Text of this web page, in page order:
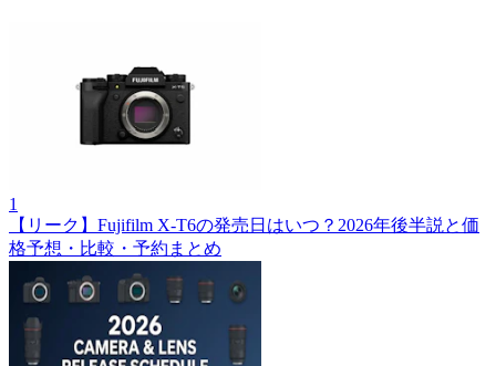
1
【リーク】Fujifilm X‑T6の発売日はいつ？2026年後半説と価
格予想・比較・予約まとめ